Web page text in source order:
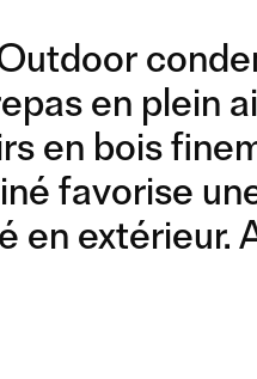
CHAIR WITH METAL
ARMRESTS AND CUSHION
en plein
en bois
favorise
en extérieur.